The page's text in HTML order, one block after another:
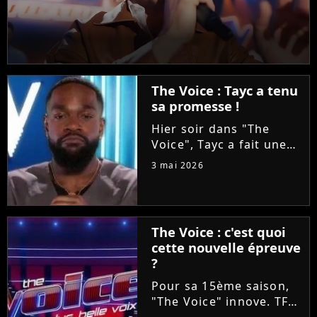
The Voice : Tayc a tenu
sa promesse !
Hier soir dans "The
Voice", Tayc a fait une
proposition en or à
enregistrer un duo sur
son nouvel album
"Joÿa". Et le chanteur a
tenu...
3 mai 2026
The Voice : c'est quoi
cette nouvelle épreuve
?
Pour sa 15ème saison,
"The Voice" innove. TF1